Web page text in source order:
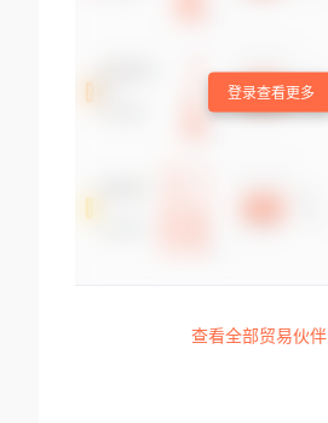
登录查看更多
查看全部贸易伙伴